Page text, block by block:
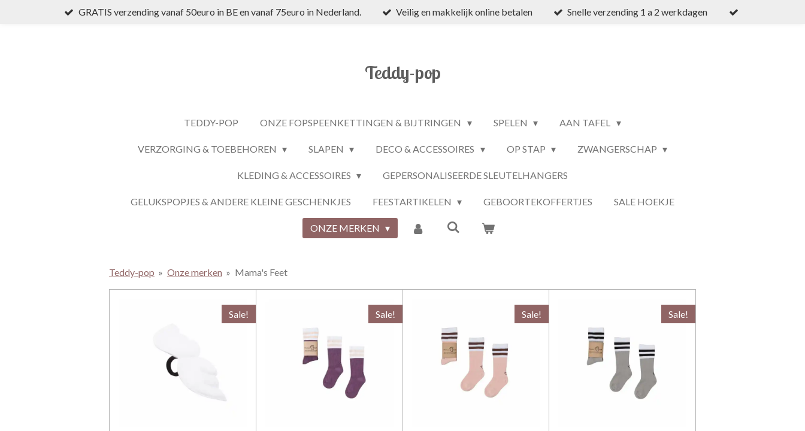
GRATIS verzending vanaf 50euro in BE en vanaf 75euro in Nederland. Veilig en makkelijk online betalen Snelle verzending 1 a 2 werkdagen
Teddy-pop
TEDDY-POP ONZE FOPSPEENKETTINGEN & BIJTRINGEN SPELEN AAN TAFEL
VERZORGING & TOEBEHOREN SLAPEN DECO & ACCESSOIRES OP STAP ZWANGERSCHAP
KLEDING & ACCESSOIRES GEPERSONALISEERDE SLEUTELHANGERS
GELUKSPOPJES & ANDERE KLEINE GESCHENKJES FEESTARTIKELEN GEBOORTEKOFFERTJES SALE HOEKJE
ONZE MERKEN
Teddy-pop » Onze merken » Mama's Feet
Sale! Sale! Sale! Sale!